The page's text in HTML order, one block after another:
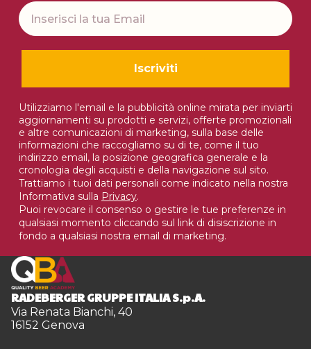
Email
Iscriviti
Utilizziamo l'email e la pubblicità online mirata per inviarti
aggiornamenti su prodotti e servizi, offerte promozionali
e altre comunicazioni di marketing, sulla base delle
informazioni che raccogliamo su di te, come il tuo
indirizzo email, la posizione geografica generale e la
cronologia degli acquisti e della navigazione sul sito.
Trattiamo i tuoi dati personali come indicato nella nostra
Informativa sulla Privacy.
Puoi revocare il consenso o gestire le tue preferenze in
qualsiasi momento cliccando sul link di disiscrizione in
fondo a qualsiasi nostra email di marketing.
RADEBERGER GRUPPE ITALIA S.p.A.
Via Renata Bianchi, 40
16152 Genova